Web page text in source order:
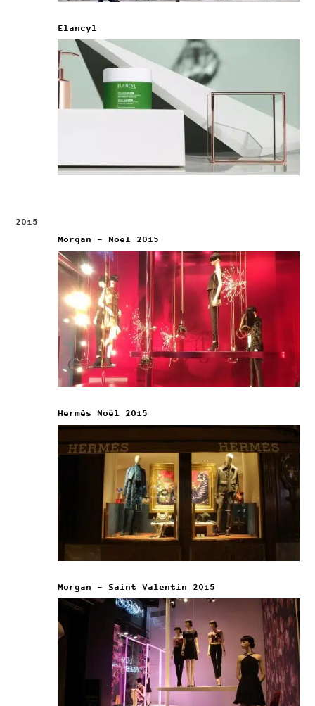
Elancyl
2015
Morgan – Noël 2015
Hermès Noël 2015
Morgan – Saint Valentin 2015